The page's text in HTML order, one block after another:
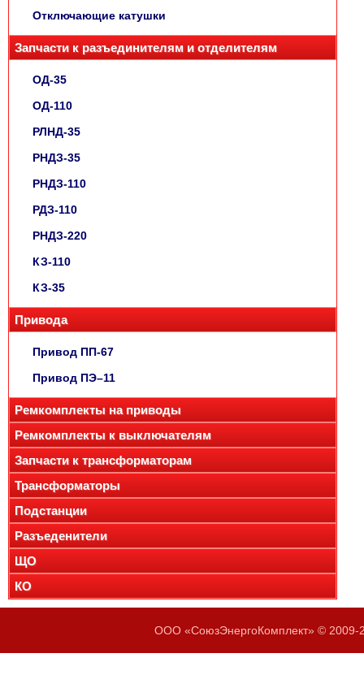
Отключающие катушки
Запчасти к разъединителям и отделителям
ОД-35
ОД-110
РЛНД-35
РНДЗ-35
РНДЗ-110
РДЗ-110
РНДЗ-220
КЗ-110
КЗ-35
Привода
Привод ПП-67
Привод ПЭ–11
Ремкомплекты на приводы
Ремкомплекты к выключателям
Запчасти к трансформаторам
Трансформаторы
Подстанции
Разъеденители
ЩО
КО
ООО «СоюзЭнергоКомплект» © 2009-